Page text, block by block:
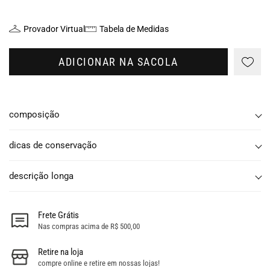
Provador Virtual Tabela de Medidas
ADICIONAR NA SACOLA
composição
dicas de conservação
descrição longa
Frete Grátis
Nas compras acima de R$ 500,00
Retire na loja
compre online e retire em nossas lojas!